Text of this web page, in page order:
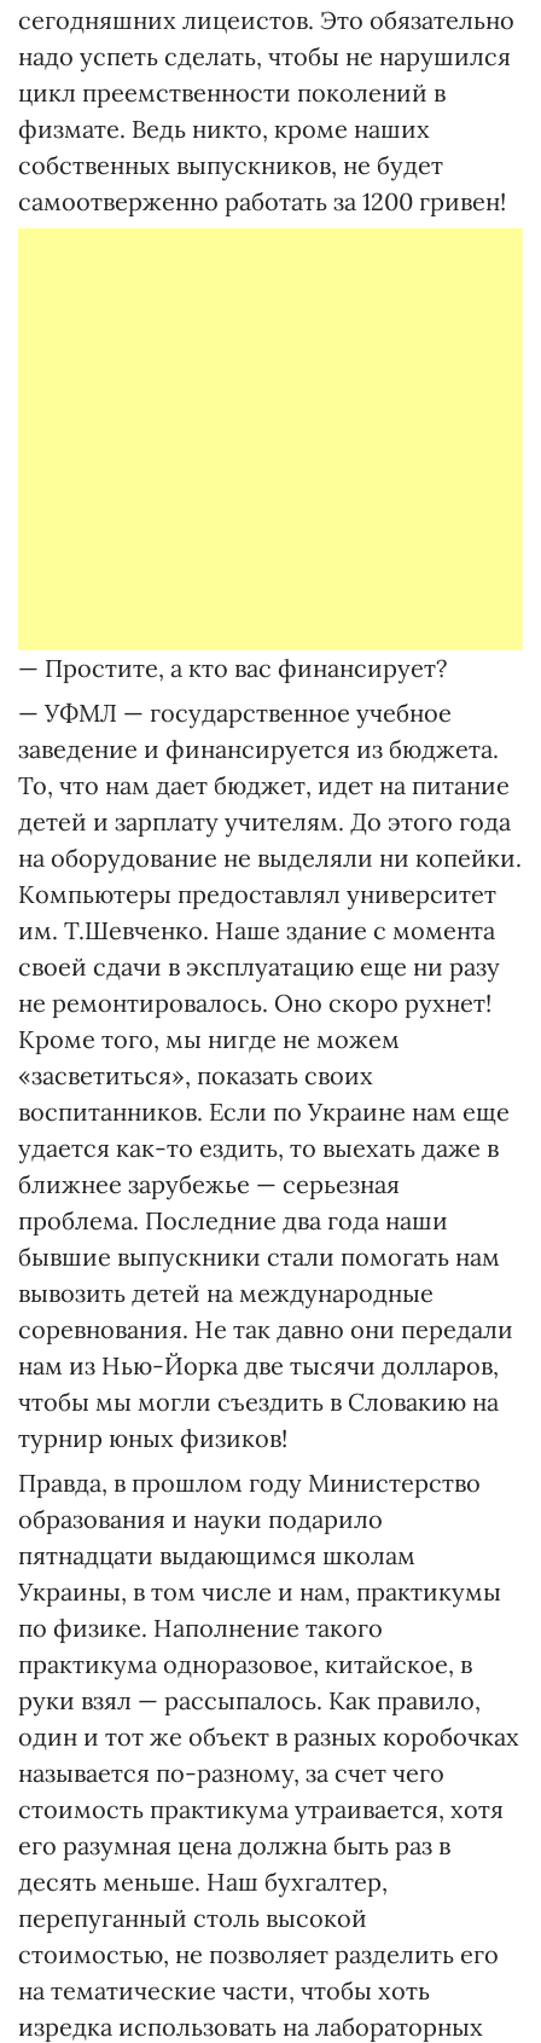
сегодняшних лицеистов. Это обязательно
надо успеть сделать, чтобы не нарушился
цикл преемственности поколений в
физмате. Ведь никто, кроме наших
собственных выпускников, не будет
самоотверженно работать за 1200 гривен!
— Простите, а кто вас финансирует?
— УФМЛ — государственное учебное
заведение и финансируется из бюджета.
То, что нам дает бюджет, идет на питание
детей и зарплату учителям. До этого года
на оборудование не выделяли ни копейки.
Компьютеры предоставлял университет
им. Т.Шевченко. Наше здание с момента
своей сдачи в эксплуатацию еще ни разу
не ремонтировалось. Оно скоро рухнет!
Кроме того, мы нигде не можем
«засветиться», показать своих
воспитанников. Если по Украине нам еще
удается как-то ездить, то выехать даже в
ближнее зарубежье — серьезная
проблема. Последние два года наши
бывшие выпускники стали помогать нам
вывозить детей на международные
соревнования. Не так давно они передали
нам из Нью-Йорка две тысячи долларов,
чтобы мы могли съездить в Словакию на
турнир юных физиков!
Правда, в прошлом году Министерство
образования и науки подарило
пятнадцати выдающимся школам
Украины, в том числе и нам, практикумы
по физике. Наполнение такого
практикума одноразовое, китайское, в
руки взял — рассыпалось. Как правило,
один и тот же объект в разных коробочках
называется по-разному, за счет чего
стоимость практикума утраивается, хотя
его разумная цена должна быть раз в
десять меньше. Наш бухгалтер,
перепуганный столь высокой
стоимостью, не позволяет разделить его
на тематические части, чтобы хоть
изредка использовать на лабораторных